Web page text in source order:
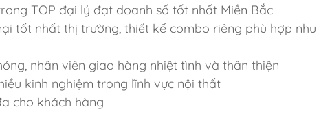
TOP đại lý đạt doanh số tốt nhất Miền Bắc
tốt nhất thị trường, thiết kế combo riêng phù hợp nhu
nhân viên giao hàng nhiệt tình và thân thiện
kinh nghiệm trong lĩnh vực nội thất
cho khách hàng